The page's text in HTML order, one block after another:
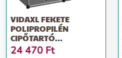
VIDAXL FEKETE
POLIPROPILÉN
CIPŐTARTÓ
94,5X36,5X106 CM
24 470 Ft